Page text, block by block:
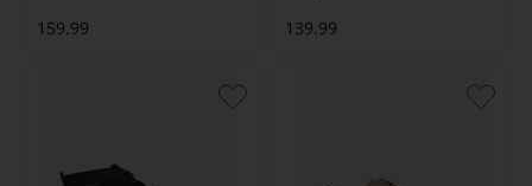
159.99 139.99